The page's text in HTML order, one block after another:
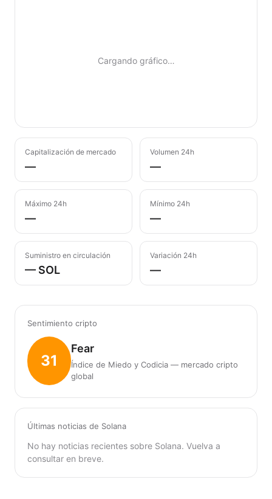
Cargando gráfico…
Capitalización de mercado
—
Volumen 24h
—
Máximo 24h
—
Mínimo 24h
—
Suministro en circulación
— SOL
Variación 24h
—
Sentimiento cripto
31
Fear
Índice de Miedo y Codicia — mercado cripto
global
Últimas noticias de Solana
No hay noticias recientes sobre Solana. Vuelva a
consultar en breve.